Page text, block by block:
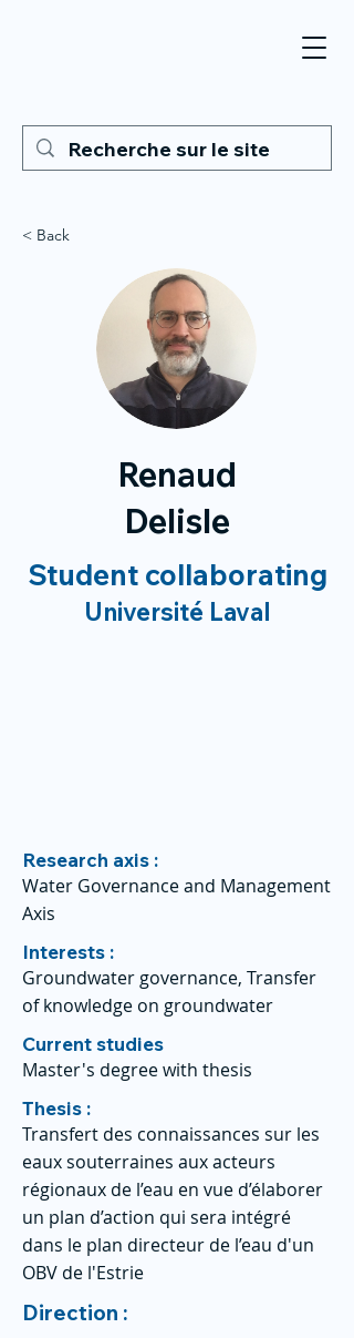
< Back
Renaud
Delisle
Student collaborating
Université Laval
Research axis :
Water Governance and Management
Axis
Interests :
Groundwater governance, Transfer
of knowledge on groundwater
Current studies
Master's degree with thesis
Thesis :
Transfert des connaissances sur les
eaux souterraines aux acteurs
régionaux de l’eau en vue d’élaborer
un plan d’action qui sera intégré
dans le plan directeur de l’eau d'un
OBV de l'Estrie
Direction :